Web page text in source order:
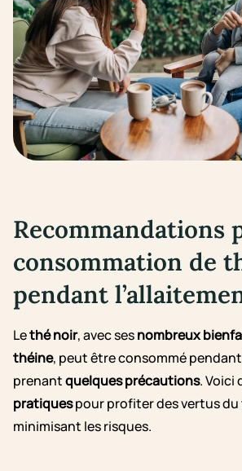
Recommandations
consommation de
pendant
Lethé noir, avec sesnombreux
théine, peut être consommé
prenantquelques précautions. Voici
pratiquespour profiter des vertus
minimisant les risques.